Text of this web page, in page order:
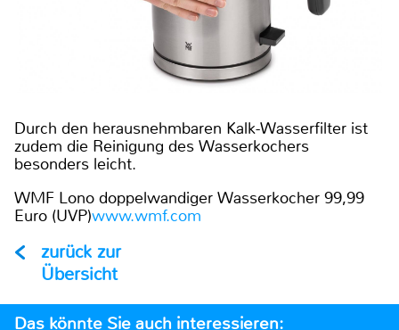
Durch den herausnehmbaren Kalk-Wasserfilter ist
zudem die Reinigung des Wasserkochers
besonders leicht.
WMF Lono doppelwandiger Wasserkocher 99,99
Euro (UVP)www.wmf.com
zurück zur
Übersicht
Das könnte Sie auch interessieren: